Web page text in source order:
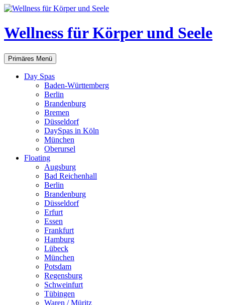
Zum
springen
Wellness für Körper und Seele
Suchen
Primäres Menü
Day Spas
Baden-Württemberg
Berlin
Brandenburg
Bremen
Düsseldorf
DaySpas in Köln
München
Oberursel
Floating
Augsburg
Bad Reichenhall
Berlin
Brandenburg
Düsseldorf
Erfurt
Essen
Frankfurt
Hamburg
Lübeck
München
Potsdam
Regensburg
Schweinfurt
Tübingen
Waren / Müritz